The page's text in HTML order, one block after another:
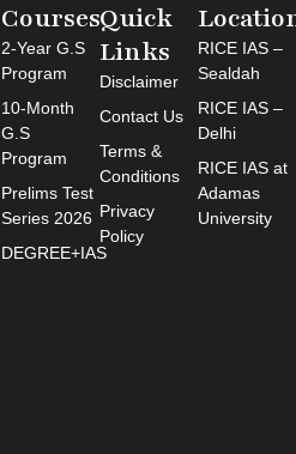
Courses
2-Year G.S
Program
10-Month
G.S
Program
Prelims Test
Series 2026
DEGREE+IAS
Quick
Links
Disclaimer
Contact Us
Terms &
Conditions
Privacy
Policy
RICE IAS –
Sealdah
RICE IAS –
Delhi
RICE IAS at
Adamas
University